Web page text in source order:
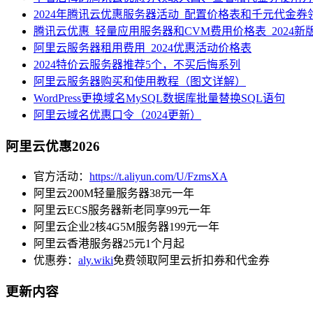
2024年腾讯云优惠服务器活动_配置价格表和千元代金券
腾讯云优惠_轻量应用服务器和CVM费用价格表_2024新
阿里云服务器租用费用_2024优惠活动价格表
2024特价云服务器推荐5个，不买后悔系列
阿里云服务器购买和使用教程（图文详解）
WordPress更换域名MySQL数据库批量替换SQL语句
阿里云域名优惠口令（2024更新）
阿里云优惠2026
官方活动： https://t.aliyun.com/U/FzmsXA
阿里云200M轻量服务器38元一年
阿里云ECS服务器新老同享99元一年
阿里云企业2核4G5M服务器199元一年
阿里云香港服务器25元1个月起
优惠券： aly.wiki免费领取阿里云折扣券和代金券
更新内容